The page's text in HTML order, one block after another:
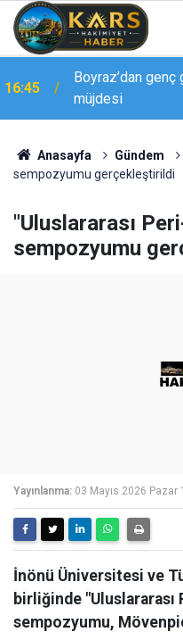
16:37
Palandöken
uçuruma yuvarlandı
Anasayfa Gündem
sempozyumu gerçekleştirildi
"Uluslararası
sempozyumu
Yayınlanma: 03 Mayıs 2026 Pazar
İnönü Üniversitesi ve
birliğinde
sempozyumu,